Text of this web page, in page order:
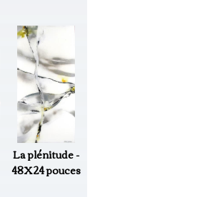
La plénitude -
48X24 pouces